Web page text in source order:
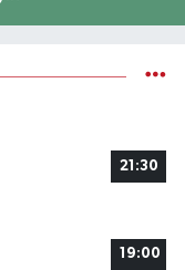
21:30
19:00